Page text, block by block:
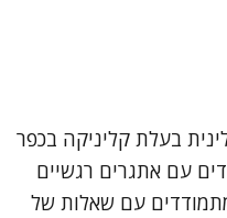
בעלת קליניקה בכפר
עם אתגרים רגשיים
עם שאלות של